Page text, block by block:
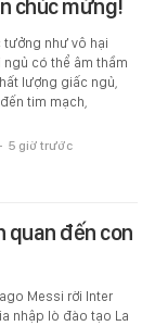
chúc mừng!
tưởng như vô hại
có thể âm thầm
lượng giấc ngủ,
tim mạch,
5 giờ trước
quan đến con
Messi rời Inter
nhập lò đào tạo La